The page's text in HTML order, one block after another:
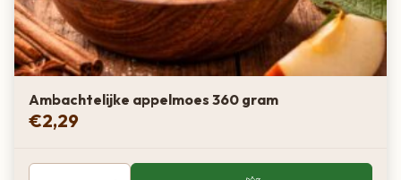
Ambachtelijke appelmoes 360 gram
€2,29